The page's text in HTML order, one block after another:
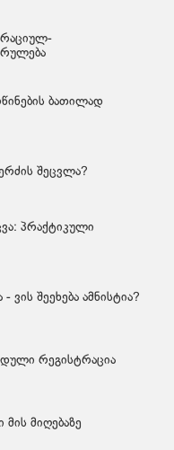
ბათილად
შეცვლა?
პრაქტიკული
შეეხება ამნისტია?
რეგისტრაცია
მის მიღებაზე